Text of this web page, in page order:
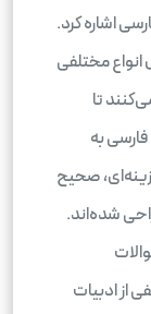
اشاره کرد.
مختلفی
تا
به
صحیح
شده‌اند.
از ادبیات